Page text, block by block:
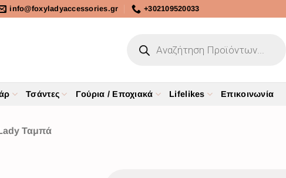
info@foxyladyaccessories.gr +302109520033
Τσάντες Γούρια / Εποχιακά Lifelikes Επικοινωνία
Ταμπά